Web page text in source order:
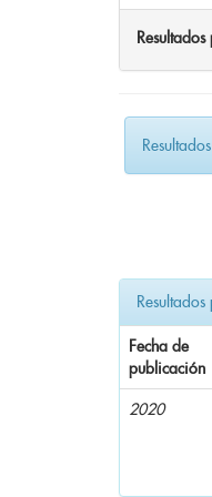
Fecha de
publicación
2020